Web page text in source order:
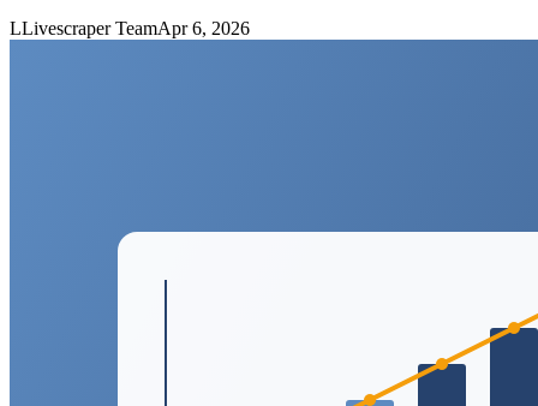
LLivescraper TeamApr 6, 2026